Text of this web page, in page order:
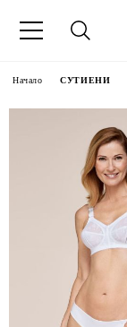
Начало СУТИЕНИ